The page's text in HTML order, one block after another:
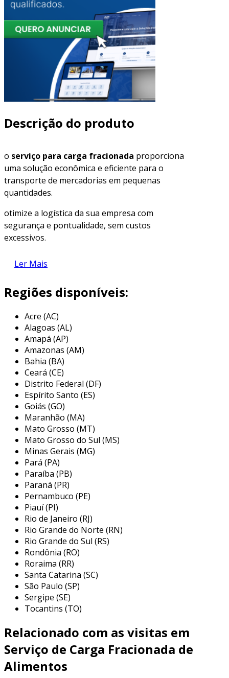
Descrição do produto
o serviço para carga fracionada proporciona
uma solução econômica e eficiente para o
transporte de mercadorias em pequenas
quantidades.
otimize a logística da sua empresa com
segurança e pontualidade, sem custos
excessivos.
descubra como nosso serviço pode
transformar suas operações logísticas,
personalizada e confiável.
principais benefícios do serviço
optar peloserviço para carga fracionada
garanteredução significativa nos custos
logísticos, graças à melhor utilização da
capacidade de transporte.
este serviço permite ouso otimizado de
espaçosem veículos, o que se traduz em
menos despesas operacionais e mais eficiência
no fluxo de trabalho.
ao priorizar asegurança e a pontualidade
asseguramos que as mercadorias cheguem ao
destino sem comprometer a integridade dos
produtos, resultando em
garantida para clientes
negócio.
características do serviço
serviço para carga fracionada
por suacapacidade de flexibilização de
rotas, o que permite adaptações rápidas
conforme a demanda do cliente.
com umatecnologia de rastreamento
real das mercadorias, garantindo controle total
e segurança no transporte.
além disso, utilizamos
Ler Mais
Regiões disponíveis:
Acre (AC)
Alagoas (AL)
Amapá (AP)
Amazonas (AM)
Bahia (BA)
Ceará (CE)
Distrito Federal (DF)
Espírito Santo (ES)
Goiás (GO)
Maranhão (MA)
Mato Grosso (MT)
Mato Grosso do Sul (MS)
Minas Gerais (MG)
Pará (PA)
Paraíba (PB)
Paraná (PR)
Pernambuco (PE)
Piauí (PI)
Rio de Janeiro (RJ)
Rio Grande do Norte (RN)
Rio Grande do Sul (RS)
Rondônia (RO)
Roraima (RR)
Santa Catarina (SC)
São Paulo (SP)
Sergipe (SE)
Tocantins (TO)
Relacionado com as visitas em
Serviço de Carga Fracionada de
Alimentos